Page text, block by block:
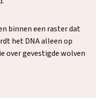
binnen een raster dat
het DNA alleen op
over gevestigde wolven